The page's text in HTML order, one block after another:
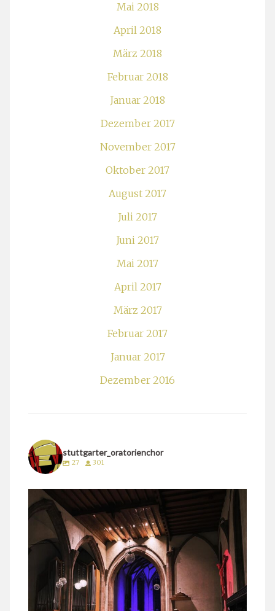
Mai 2018
April 2018
März 2018
Februar 2018
Januar 2018
Dezember 2017
November 2017
Oktober 2017
August 2017
Juli 2017
Juni 2017
Mai 2017
April 2017
März 2017
Februar 2017
Januar 2017
Dezember 2016
stuttgarter_oratorienchor
27 301
stuttgarter_oratorienchor
März 24